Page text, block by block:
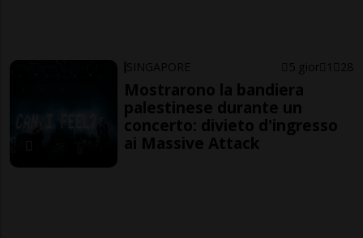
SINGAPORE 5 gior 1 28
Mostrarono la bandiera
palestinese durante un
concerto: divieto d'ingresso
ai Massive Attack